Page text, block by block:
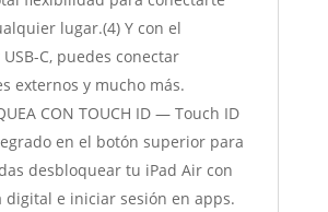
lugar.(4) Y con el
C, puedes conectar
externos y mucho más.
CON TOUCH ID — Touch ID
en el botón superior para
desbloquear tu iPad Air con
digital e iniciar sesión en apps.